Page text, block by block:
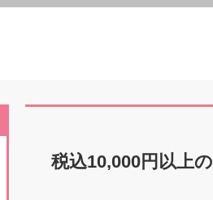
税込10,000円以上の